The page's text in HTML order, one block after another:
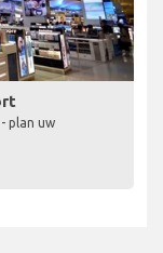
plan uw